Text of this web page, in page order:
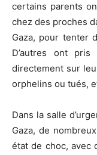
certains parents
chez des proches
Gaza, pour tenter
D’autres ont
directement sur
orphelins ou tués,
Dans la salle
Gaza, de
état de choc, avec